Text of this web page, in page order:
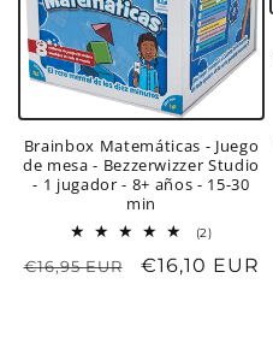
Brainbox Matemáticas - Juego
de mesa - Bezzerwizzer Studio
- 1 jugador - 8+ años - 15-30
min
(2)2
totales
Precio
€16,95 EUR
Precio
€16,10 EUR